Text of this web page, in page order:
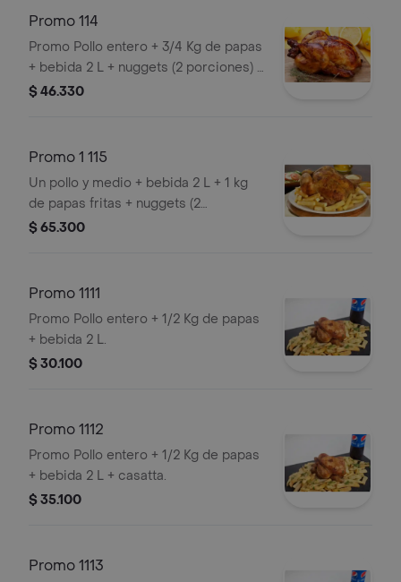
Promo 114
Promo Pollo entero + 3/4 Kg de papas
+ bebida 2 L + nuggets (2 porciones) +
casatta.
$ 46.330
Promo 1 115
Un pollo y medio + bebida 2 L + 1 kg
de papas fritas + nuggets (2
porciones) + empanaditas (2
$ 65.300
Promo 1111
Promo Pollo entero + 1/2 Kg de papas
+ bebida 2 L.
$ 30.100
Promo 1112
Promo Pollo entero + 1/2 Kg de papas
+ bebida 2 L + casatta.
$ 35.100
Promo 1113